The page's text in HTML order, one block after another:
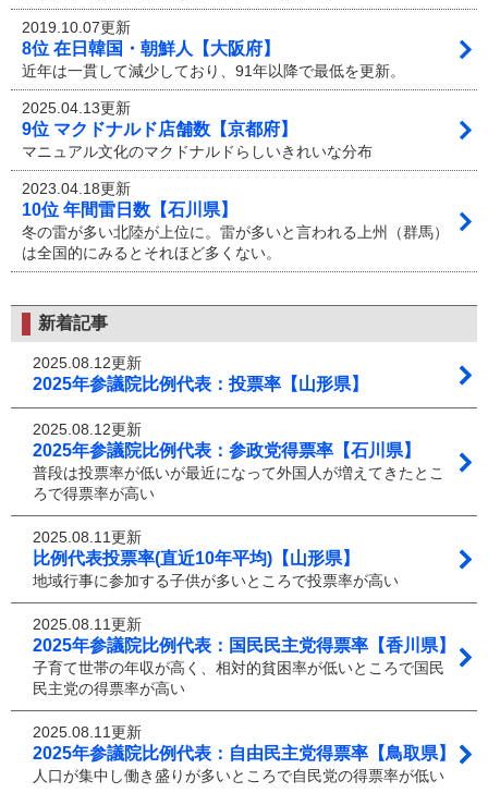
2019.10.07更新
8位 在日韓国・朝鮮人【大阪府】
近年は一貫して減少しており、91年以降で最低を更新。
2025.04.13更新
9位 マクドナルド店舗数【京都府】
マニュアル文化のマクドナルドらしいきれいな分布
2023.04.18更新
10位 年間雷日数【石川県】
冬の雷が多い北陸が上位に。雷が多いと言われる上州（群馬）
は全国的にみるとそれほど多くない。
新着記事
2025.08.12更新
2025年参議院比例代表：投票率【山形県】
2025.08.12更新
2025年参議院比例代表：参政党得票率【石川県】
普段は投票率が低いが最近になって外国人が増えてきたとこ
ろで得票率が高い
2025.08.11更新
比例代表投票率(直近10年平均)【山形県】
地域行事に参加する子供が多いところで投票率が高い
2025.08.11更新
2025年参議院比例代表：国民民主党得票率【香川県】
子育て世帯の年収が高く、相対的貧困率が低いところで国民
民主党の得票率が高い
2025.08.11更新
2025年参議院比例代表：自由民主党得票率【鳥取県】
人口が集中し働き盛りが多いところで自民党の得票率が低い